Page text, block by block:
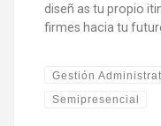
diseñ as tu propio
firmes hacia tu
Gestión
Semipresencial